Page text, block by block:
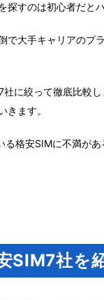
すのは初心者だと
大手キャリアのプ
に絞って徹底比較
ます。
格安SIMに不満が
SIM7社を